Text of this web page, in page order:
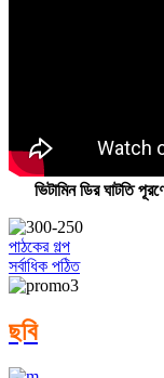
ভিটামিন ডির ঘাটতি
পাঠকের গল্প
সর্বাধিক পঠিত
ছবি